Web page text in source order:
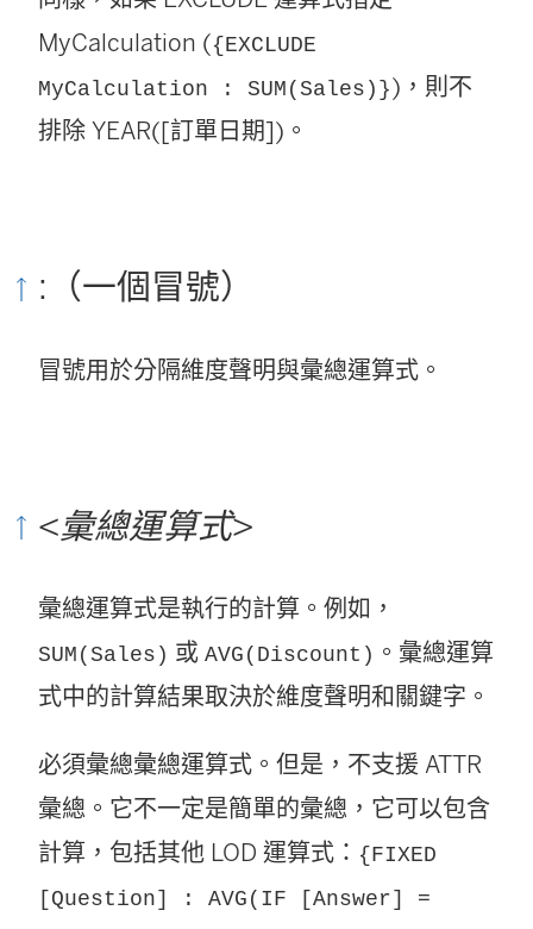
MyCalculation ({EXCLUDE
MyCalculation : SUM(Sales)})，則不
排除 YEAR([訂單日期])。
:（一個冒號）
冒號用於分隔維度聲明與彙總運算式。
<彙總運算式>
彙總運算式是執行的計算。例如，
SUM(Sales) 或 AVG(Discount) 。彙總運算
式中的計算結果取決於維度聲明和關鍵字。
必須彙總彙總運算式。但是，不支援 ATTR
彙總。它不一定是簡單的彙總，它可以包含
計算，包括其他 LOD 運算式： {FIXED
[Question] : AVG(IF [Answer] =